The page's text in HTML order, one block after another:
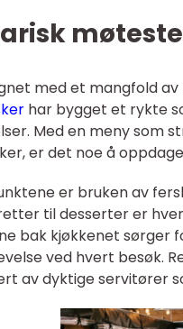
med et mangfold
har bygget et rykte
Med en meny som
er det noe å
er bruken av
til desserter er
bak kjøkkenet sørger
ved hvert besøk.
av dyktige servitører